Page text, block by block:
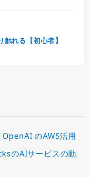
れる【初心者】
のAWS活用
のAIサービスの動